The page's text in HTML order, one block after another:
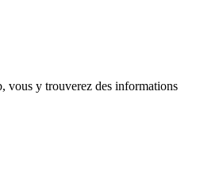
vous y trouverez des informations